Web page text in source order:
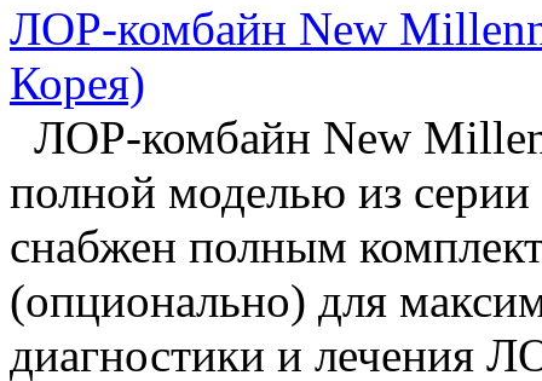
ЛОР-комбайн New
Корея)
ЛОР-комбайн New
полной моделью из
снабжен полным
(опционально) для
диагностики и лечения